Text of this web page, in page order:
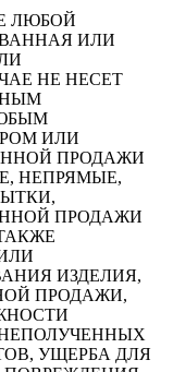
ЛЮБОЙ
ИЛИ
НЕ НЕСЕТ
ИЛИ
ПРОДАЖИ
НЕПРЯМЫЕ,
ПРОДАЖИ
ИЗДЕЛИЯ,
ПРОДАЖИ,
УЩЕРБА ДЛЯ